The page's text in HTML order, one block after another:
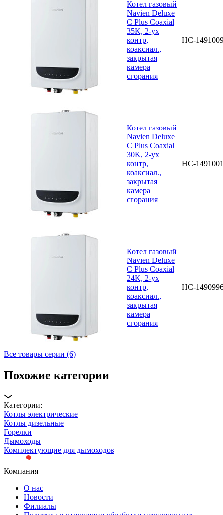
Котел газовый
Navien Deluxe
C Plus Coaxial
35K, 2-ух
контр,
коаксиал.,
закрытая
камера
сгорания
НС-1491009
Котел газовый
Navien Deluxe
C Plus Coaxial
30K, 2-ух
контр,
коаксиал.,
закрытая
камера
сгорания
НС-1491001
Котел газовый
Navien Deluxe
C Plus Coaxial
24K, 2-ух
контр,
коаксиал.,
закрытая
камера
сгорания
НС-1490996
Все товары серии (6)
Похожие категории
Категории:
Котлы электрические
Котлы дизельные
Горелки
Дымоходы
Комплектующие для дымоходов
Компания
О нас
Новости
Филиалы